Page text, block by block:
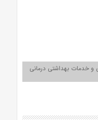
و خدمات بهداشتی درمانی